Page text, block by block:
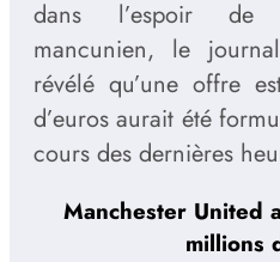
dans l’espoir de
mancunien, le
révélé qu’une offre
d’euros aurait été
cours des dernières
Manchester United
millions